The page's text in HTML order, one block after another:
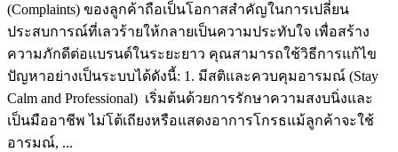
(Complaints) ของลูกค้าถือเป็นโอกาสสำคัญในการเปลี่ยน
ประสบการณ์ที่เลวร้ายให้กลายเป็นความประทับใจ เพื่อสร้าง
ความภักดีต่อแบรนด์ในระยะยาว คุณสามารถใช้วิธีการแก้ไข
ปัญหาอย่างเป็นระบบได้ดังนี้: 1. มีสติและควบคุมอารมณ์ (Stay
Calm and Professional) เริ่มต้นด้วยการรักษาความสงบนิ่งและ
เป็นมืออาชีพ ไม่โต้เถียงหรือแสดงอาการโกรธแม้ลูกค้าจะใช้
อารมณ์, ...